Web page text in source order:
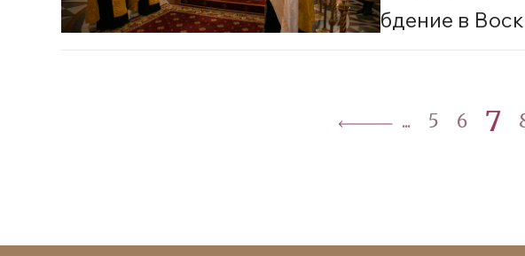
бдение в
г. Ханты-
... 5 6 7